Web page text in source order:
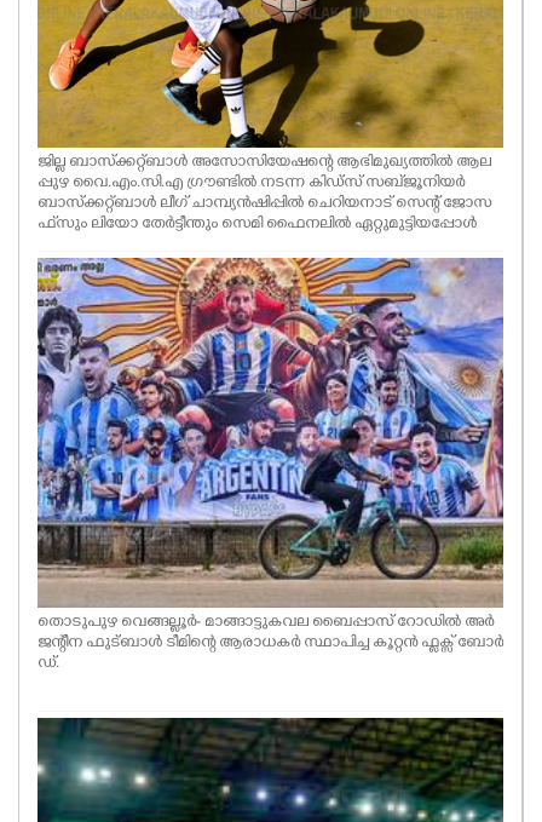
ജില്ല ബാസ്ക്കറ്റ്ബാൾ അസോസിയേഷന്റെ ആഭിമുഖ്യത്തിൽ ആല
പ്പുഴ വൈ.എം.സി.എ ഗ്രൗണ്ടിൽ നടന്ന കിഡ്സ് സബ്‌ജൂനിയർ
ബാസ്ക്കറ്റ്ബാൾ ലീഗ് ചാമ്പ്യൻഷിപ്പിൽ ചെറിയനാട് സെന്റ് ജോസ
ഫ്‌സും ലിയോ തേർട്ടീന്തും സെമി ഫൈനലിൽ ഏറ്റുമുട്ടിയപ്പോൾ
തൊടുപുഴ വെങ്ങല്ലൂർ- മാങ്ങാട്ടുകവല ബൈപ്പാസ് റോഡിൽ അർ
ജന്റീന ഫുട്ബാൾ ടീമിന്റെ ആരാധകർ സ്ഥാപിച്ച കൂറ്റൻ ഫ്ലക്സ് ബോർ
ഡ്.